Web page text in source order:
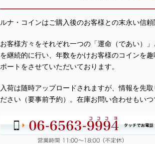
ルナ・コインはご購入後のお客様との末永い信
お客様方々をそれぞれ一つの「運命（であい）
を継続的に行い、年数をかけお客様のコインを
ポートをさせていただいております。
入荷は随時アップロードされますが、情報を先
ださい（要事前予約）。在庫お問い合わせもいつ